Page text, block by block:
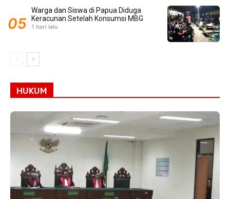
Warga dan Siswa di Papua Diduga
Keracunan Setelah Konsumsi MBG
1 hari lalu
HUKUM